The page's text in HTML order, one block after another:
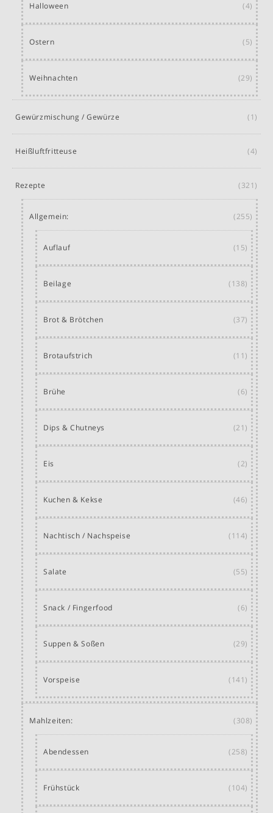
Halloween (4)
Ostern (5)
Weihnachten (29)
Gewürzmischung / Gewürze (1)
Heißluftfritteuse (4)
Rezepte (321)
Allgemein: (255)
Auflauf (15)
Beilage (138)
Brot & Brötchen (37)
Brotaufstrich (11)
Brühe (6)
Dips & Chutneys (21)
Eis (2)
Kuchen & Kekse (46)
Nachtisch / Nachspeise (114)
Salate (55)
Snack / Fingerfood (6)
Suppen & Soßen (29)
Vorspeise (141)
Mahlzeiten: (308)
Abendessen (258)
Frühstück (104)